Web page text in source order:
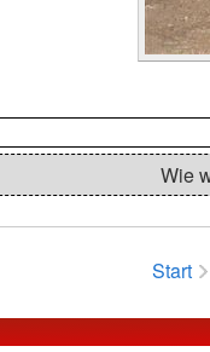
Wie
Start